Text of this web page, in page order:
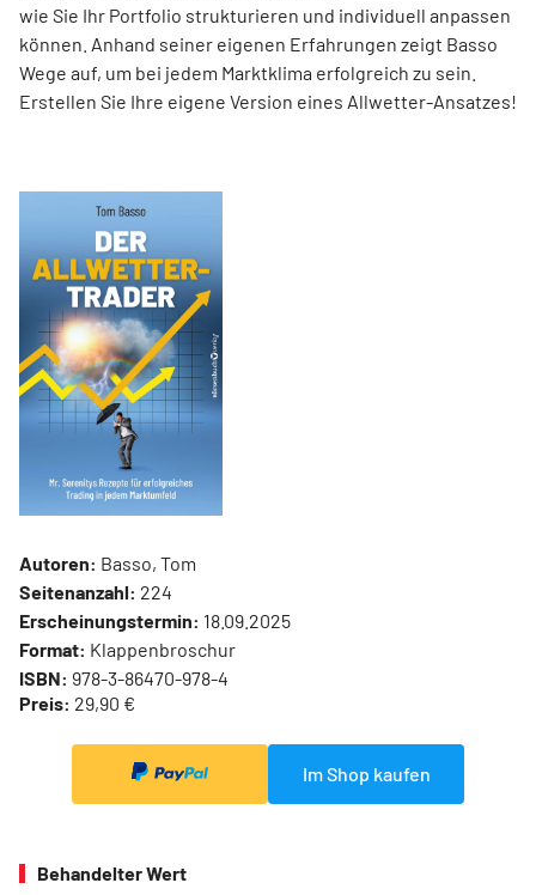
wie Sie Ihr Portfolio strukturieren und individuell anpassen
können. Anhand seiner eigenen Erfahrungen zeigt Basso
Wege auf, um bei jedem Marktklima erfolgreich zu sein.
Erstellen Sie Ihre eigene Version eines Allwetter-Ansatzes!
Autoren: Basso, Tom
Seitenanzahl: 224
Erscheinungstermin: 18.09.2025
Format: Klappenbroschur
ISBN: 978-3-86470-978-4
Preis: 29,90 €
Im Shop kaufen
Behandelter Wert